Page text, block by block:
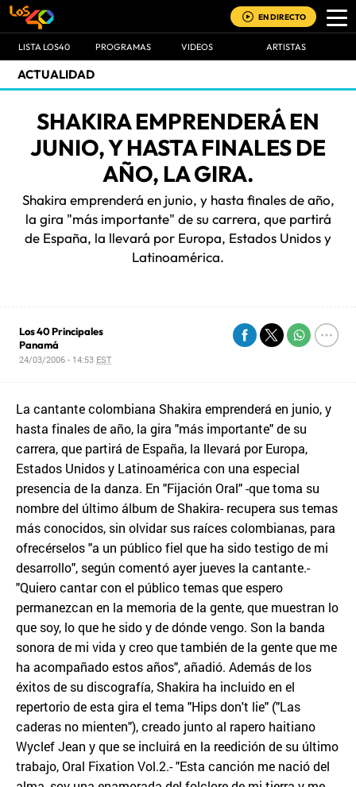
EN DIRECTO
LISTA LOS40 PROGRAMAS VIDEOS ARTISTAS
ACTUALIDAD
SHAKIRA EMPRENDERÁ EN
JUNIO, Y HASTA FINALES DE
AÑO, LA GIRA.
Shakira emprenderá en junio, y hasta finales de año,
la gira "más importante" de su carrera, que partirá
de España, la llevará por Europa, Estados Unidos y
Latinoamérica.
Los 40 Principales
Panamá
24/03/2006 - 14:53 EST
La cantante colombiana Shakira emprenderá en junio, y
hasta finales de año, la gira "más importante" de su
carrera, que partirá de España, la llevará por Europa,
Estados Unidos y Latinoamérica con una especial
presencia de la danza. En "Fijación Oral" -que toma su
nombre del último álbum de Shakira- recupera sus temas
más conocidos, sin olvidar sus raíces colombianas, para
ofrecérselos "a un público fiel que ha sido testigo de mi
desarrollo", según comentó ayer jueves la cantante.-
"Quiero cantar con el público temas que espero
permanezcan en la memoria de la gente, que muestran lo
que soy, lo que he sido y de dónde vengo. Son la banda
sonora de mi vida y creo que también de la gente que me
ha acompañado estos años", añadió. Además de los
éxitos de su discografía, Shakira ha incluido en el
repertorio de esta gira el tema "Hips don't lie" ("Las
caderas no mienten"), creado junto al rapero haitiano
Wyclef Jean y que se incluirá en la reedición de su último
trabajo, Oral Fixation Vol.2.- "Esta canción me nació del